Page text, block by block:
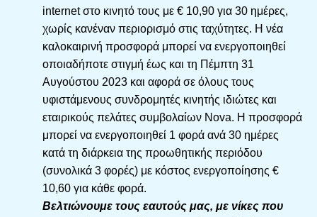
internet στο κινητό τους με € 10,90 για 30 ημέρες,
χωρίς κανέναν περιορισμό στις ταχύτητες. Η νέα
καλοκαιρινή προσφορά μπορεί να ενεργοποιηθεί
οποιαδήποτε στιγμή έως και τη Πέμπτη 31
Αυγούστου 2023 και αφορά σε όλους τους
υφιστάμενους συνδρομητές κινητής ιδιώτες και
εταιρικούς πελάτες συμβολαίων Nova. Η προσφορά
μπορεί να ενεργοποιηθεί 1 φορά ανά 30 ημέρες
κατά τη διάρκεια της προωθητικής περιόδου
(συνολικά 3 φορές) με κόστος ενεργοποίησης €
10,60 για κάθε φορά.
Βελτιώνουμε τους εαυτούς μας, με νίκες που